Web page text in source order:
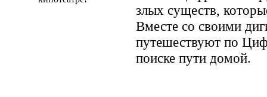
злых существ,
Вместе со своими
путешествуют по
поиске пути домой.